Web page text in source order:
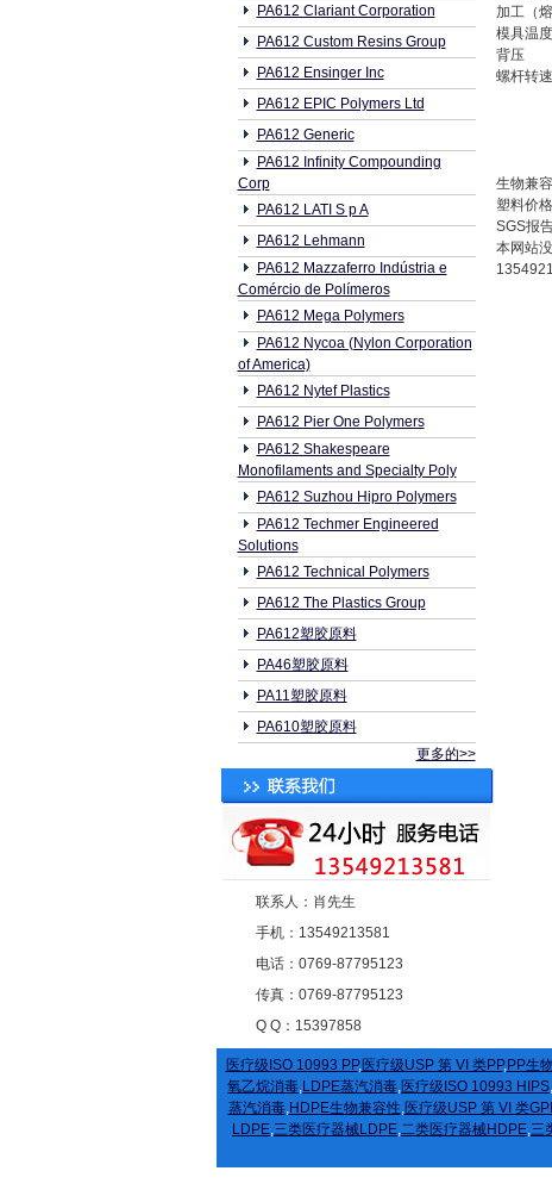
PA612 Clariant Corporation
PA612 Custom Resins Group
PA612 Ensinger Inc
PA612 EPIC Polymers Ltd
PA612 Generic
PA612 Infinity Compounding
Corp
PA612 LATI S p A
PA612 Lehmann
PA612 Mazzaferro Indústria e
Comércio de Polímeros
PA612 Mega Polymers
PA612 Nycoa (Nylon Corporation
of America)
PA612 Nytef Plastics
PA612 Pier One Polymers
PA612 Shakespeare
Monofilaments and Specialty Poly
PA612 Suzhou Hipro Polymers
PA612 Techmer Engineered
Solutions
PA612 Technical Polymers
PA612 The Plastics Group
PA612塑胶原料
PA46塑胶原料
PA11塑胶原料
PA610塑胶原料
更多的>>
联系人：肖先生
手机：13549213581
电话：0769-87795123
传真：0769-87795123
Q Q：15397858
加工（
模具温度
背压
螺杆转速
生物兼
塑料价
SGS报
本网站
医疗级ISO 10993 PP,医疗级USP 第 VI 类PP,PP生
氧乙烷消毒,LDPE蒸汽消毒,医疗级ISO 10993 HIPS,
蒸汽消毒,HDPE生物兼容性,医疗级USP 第 VI 类
LDPE,三类医疗器械LDPE,二类医疗器械HDPE,三